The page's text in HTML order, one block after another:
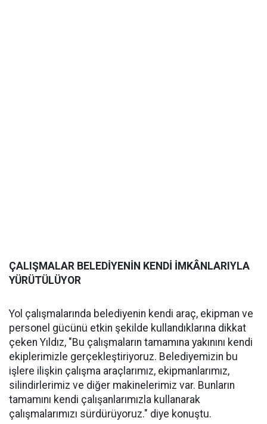
ÇALIŞMALAR BELEDİYENİN KENDİ İMKÂNLARIYLA
YÜRÜTÜLÜYOR
Yol çalışmalarında belediyenin kendi araç, ekipman ve
personel gücünü etkin şekilde kullandıklarına dikkat
çeken Yıldız, "Bu çalışmaların tamamına yakınını kendi
ekiplerimizle gerçekleştiriyoruz. Belediyemizin bu
işlere ilişkin çalışma araçlarımız, ekipmanlarımız,
silindirlerimiz ve diğer makinelerimiz var. Bunların
tamamını kendi çalışanlarımızla kullanarak
çalışmalarımızı sürdürüyoruz." diye konuştu.